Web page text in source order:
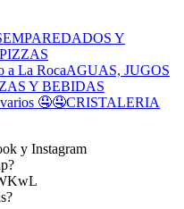
EMPAREDADOS Y
PIZZAS
a La RocaAGUAS, JUGOS
Y BEBIDAS
🤤🤤CRISTALERIA
y Instagram